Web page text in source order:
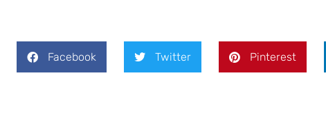
Facebook Twitter Pinterest